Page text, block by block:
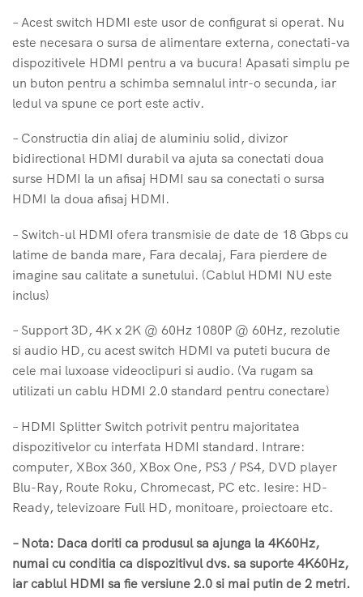
– Acest switch HDMI este usor de configurat si operat. Nu
este necesara o sursa de alimentare externa, conectati-va
dispozitivele HDMI pentru a va bucura! Apasati simplu pe
un buton pentru a schimba semnalul intr-o secunda, iar
ledul va spune ce port este activ.
– Constructia din aliaj de aluminiu solid, divizor
bidirectional HDMI durabil va ajuta sa conectati doua
surse HDMI la un afisaj HDMI sau sa conectati o sursa
HDMI la doua afisaj HDMI.
– Switch-ul HDMI ofera transmisie de date de 18 Gbps cu
latime de banda mare, Fara decalaj, Fara pierdere de
imagine sau calitate a sunetului. (Cablul HDMI NU este
inclus)
– Support 3D, 4K x 2K @ 60Hz 1080P @ 60Hz, rezolutie
si audio HD, cu acest switch HDMI va puteti bucura de
cele mai luxoase videoclipuri si audio. (Va rugam sa
utilizati un cablu HDMI 2.0 standard pentru conectare)
– HDMI Splitter Switch potrivit pentru majoritatea
dispozitivelor cu interfata HDMI standard. Intrare:
computer, XBox 360, XBox One, PS3 / PS4, DVD player
Blu-Ray, Route Roku, Chromecast, PC etc. Iesire: HD-
Ready, televizoare Full HD, monitoare, proiectoare etc.
– Nota: Daca doriti ca produsul sa ajunga la 4K60Hz,
numai cu conditia ca dispozitivul dvs. sa suporte 4K60Hz,
iar cablul HDMI sa fie versiune 2.0 si mai putin de 2 metri.